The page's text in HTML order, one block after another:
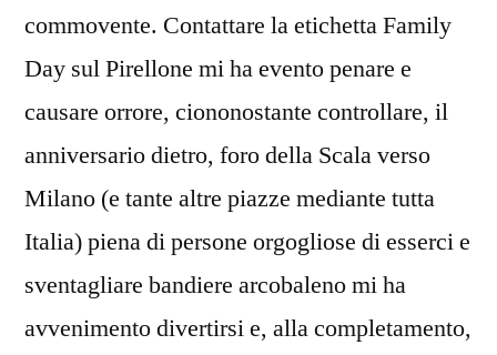
commovente. Contattare la etichetta Family
Day sul Pirellone mi ha evento penare e
causare orrore, ciononostante controllare, il
anniversario dietro, foro della Scala verso
Milano (e tante altre piazze mediante tutta
Italia) piena di persone orgogliose di esserci e
sventagliare bandiere arcobaleno mi ha
avvenimento divertirsi e, alla completamento,